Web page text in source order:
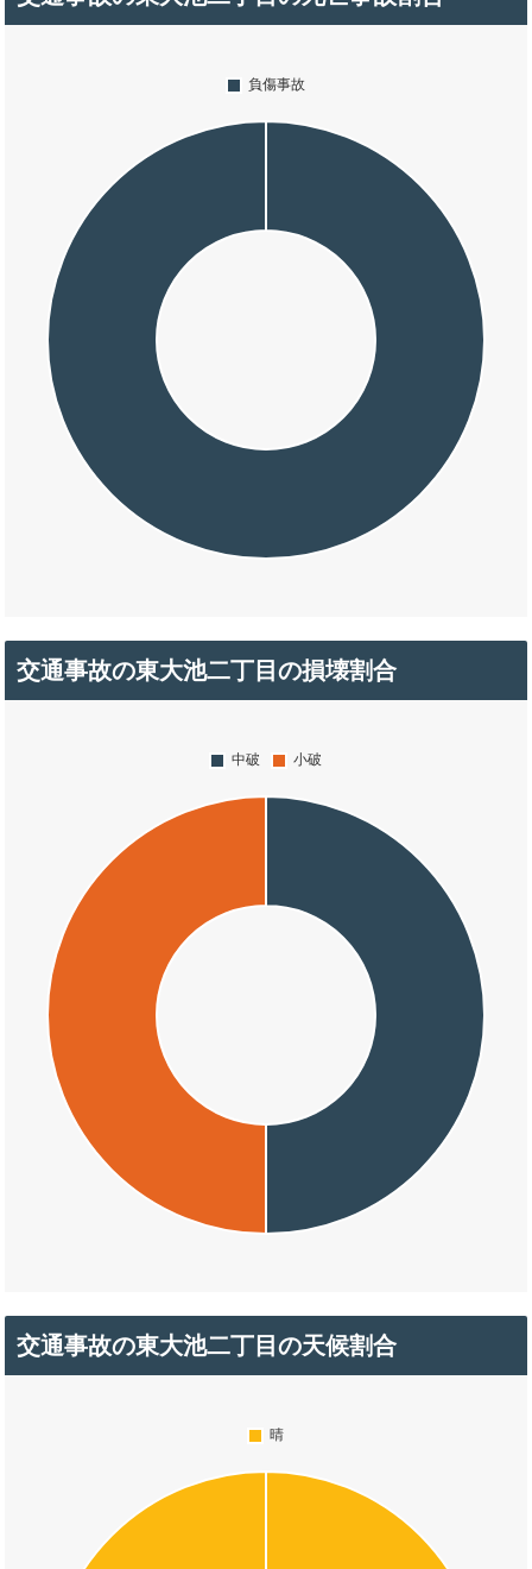
交通事故の東大池二丁目の損壊割合
交通事故の東大池二丁目の天候割合